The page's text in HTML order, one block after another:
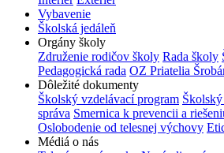
Vybavenie
Školská jedáleň
Orgány školy
Združenie rodičov školy Rada školy
Pedagogická rada OZ Priatelia
Dôležité dokumenty
Školský vzdelávací program
správa Smernica k prevencii a
Oslobodenie od telesnej výchovy
Médiá o nás